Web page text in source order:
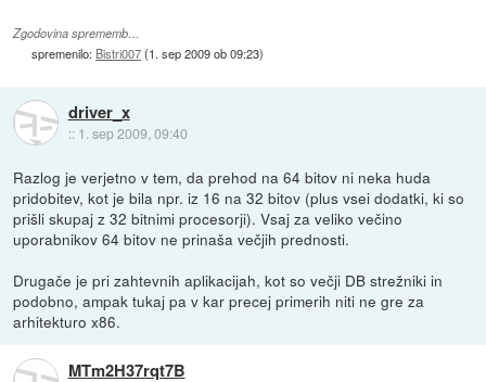
Zgodovina sprememb…
spremenilo: Bistri007(1. sep 2009 ob 09:23)
driver_x
:: 1. sep 2009, 09:40
Razlog je verjetno v tem, da prehod na 64 bitov ni neka huda
pridobitev, kot je bila npr. iz 16 na 32 bitov (plus vsei dodatki, ki so
prišli skupaj z 32 bitnimi procesorji). Vsaj za veliko večino
uporabnikov 64 bitov ne prinaša večjih prednosti.
Drugače je pri zahtevnih aplikacijah, kot so večji DB strežniki in
podobno, ampak tukaj pa v kar precej primerih niti ne gre za
arhitekturo x86.
MTm2H37rqt7B